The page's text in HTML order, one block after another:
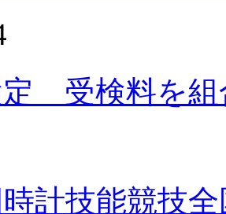
受検料を組
時計技能競技